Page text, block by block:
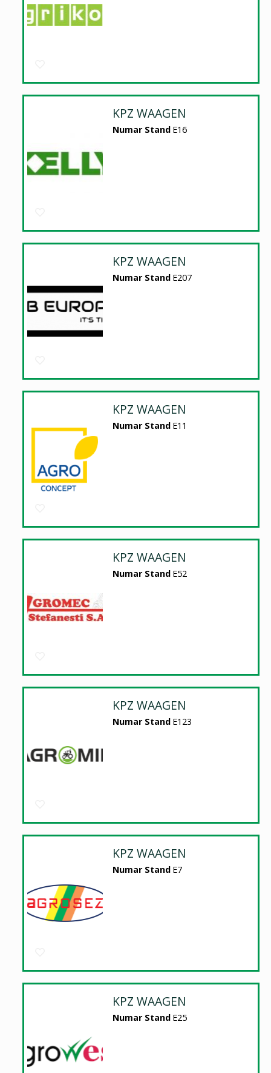
KPZ WAAGEN
Numar Stand E16
KPZ WAAGEN
Numar Stand E207
KPZ WAAGEN
Numar Stand E11
KPZ WAAGEN
Numar Stand E52
KPZ WAAGEN
Numar Stand E123
KPZ WAAGEN
Numar Stand E7
KPZ WAAGEN
Numar Stand E25